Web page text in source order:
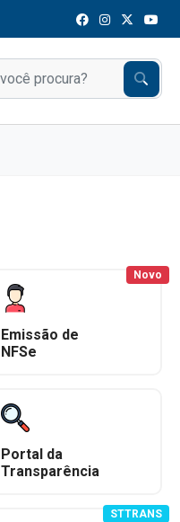
Emissão de
NFSe
Novo
Portal da
Transparência
STTRANS